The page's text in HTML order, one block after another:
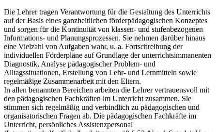
Die Lehrer tragen Verantwortung für die Gestaltung des Unterrichts
auf der Basis eines ganzheitlichen förderpädagogischen Konzeptes
und sorgen für die Kontinuität von klassen- und stufenbezogenen
Informations- und Planungsprozessen. Sie nehmen darüber hinaus
eine Vielzahl von Aufgaben wahr, u. a. Fortschreibung der
individuellen Förderpläne auf Grundlage der unterrichtsimmanenten
Diagnostik, Analyse pädagogischer Problem- und
Alltagssituationen, Erstellung von Lehr- und Lernmitteln sowie
regelmäßige Zusammenarbeit mit den Eltern.
In allen benannten Bereichen arbeiten die Lehrer vertrauensvoll mit
den pädagogischen Fachkräften im Unterricht zusammen. Sie
stimmen sich regelmäßig und verbindlich zu pädagogischen und
organisatorischen Fragen ab. Die pädagogischen Fachkräfte im
Unterricht, persönliches Assistenzpersonal